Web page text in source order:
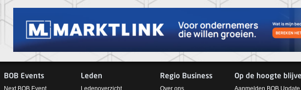
BOB Events
Next BOB Event
Leden
Ledenoverzicht
Regio Business
Over ons
Op de hoogte
Aanmelden BOB Update